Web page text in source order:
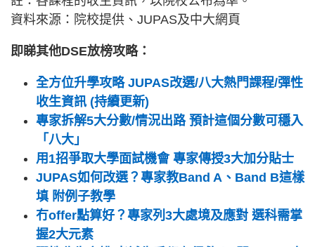
資料來源：院校提供、JUPAS及中大網頁
即睇其他DSE放榜攻略：
全方位升學攻略 JUPAS改選/八大熱門課程/彈性
收生資訊 (持續更新)
專家拆解5大分數/情況出路 預計這個分數可穩入
「八大」
用1招爭取大學面試機會 專家傳授3大加分貼士
JUPAS如何改選？專家教Band A、Band B這樣
填 附例子教學
冇offer點算好？專家列3大處境及應對 選科需掌
握2大元素